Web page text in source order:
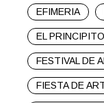
EFIMERIA
EL PRINCIPITO
FESTIVAL DE
FIESTA DE